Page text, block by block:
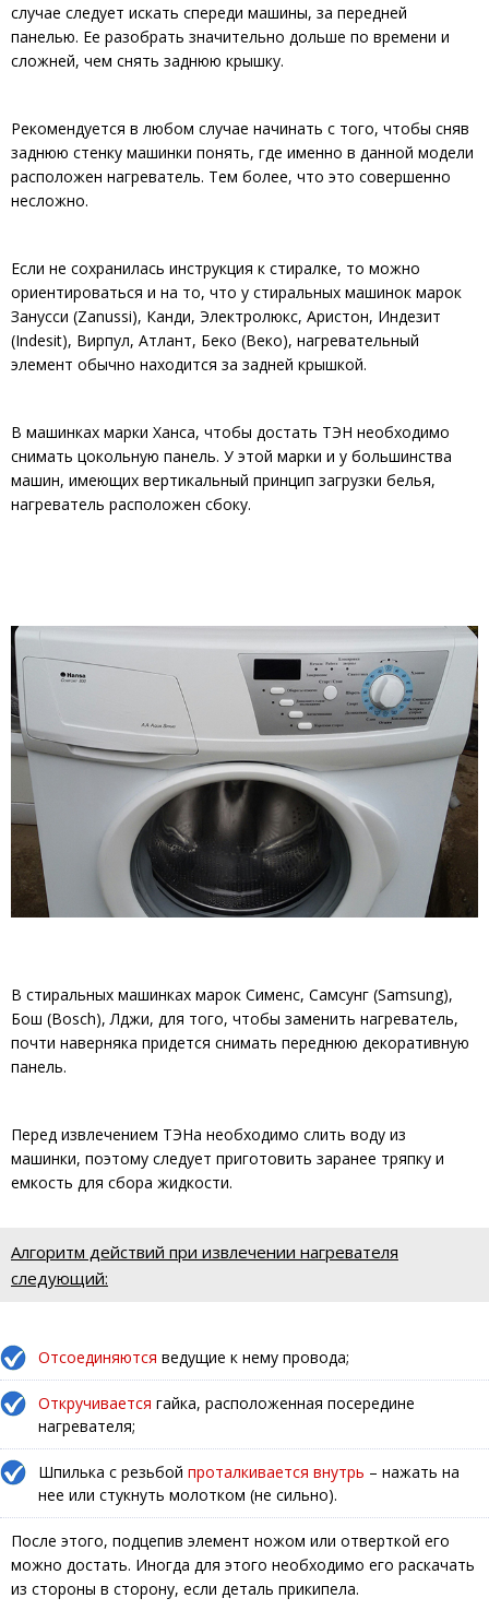
случае следует искать спереди машины, за передней
панелью. Ее разобрать значительно дольше по времени и
сложней, чем снять заднюю крышку.
Рекомендуется в любом случае начинать с того, чтобы сняв
заднюю стенку машинки понять, где именно в данной модели
расположен нагреватель. Тем более, что это совершенно
несложно.
Если не сохранилась инструкция к стиралке, то можно
ориентироваться и на то, что у стиральных машинок марок
Занусси (Zanussi), Канди, Электролюкс, Аристон, Индезит
(Indesit), Вирпул, Атлант, Беко (Веко), нагревательный
элемент обычно находится за задней крышкой.
В машинках марки Ханса, чтобы достать ТЭН необходимо
снимать цокольную панель. У этой марки и у большинства
машин, имеющих вертикальный принцип загрузки белья,
нагреватель расположен сбоку.
В стиральных машинках марок Сименс, Самсунг (Samsung),
Бош (Bosch), Лджи, для того, чтобы заменить нагреватель,
почти наверняка придется снимать переднюю декоративную
панель.
Перед извлечением ТЭНа необходимо слить воду из
машинки, поэтому следует приготовить заранее тряпку и
емкость для сбора жидкости.
Алгоритм действий при извлечении нагревателя
следующий:
Отсоединяются ведущие к нему провода;
Откручивается гайка, расположенная посередине
нагревателя;
Шпилька с резьбой проталкивается внутрь – нажать на
нее или стукнуть молотком (не сильно).
После этого, подцепив элемент ножом или отверткой его
можно достать. Иногда для этого необходимо его раскачать
из стороны в сторону, если деталь прикипела.